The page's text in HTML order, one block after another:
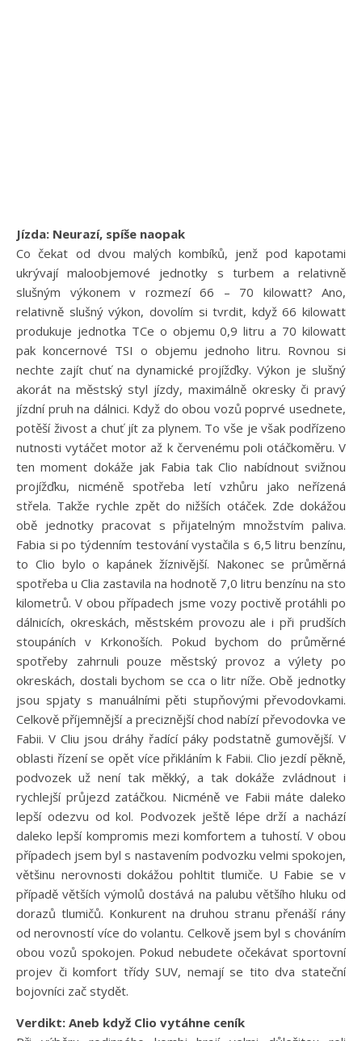
Jízda: Neurazí, spíše naopak
Co čekat od dvou malých kombíků, jenž pod kapotami
ukrývají maloobjemové jednotky s turbem a relativně
slušným výkonem v rozmezí 66 – 70 kilowatt? Ano,
relativně slušný výkon, dovolím si tvrdit, když 66 kilowatt
produkuje jednotka TCe o objemu 0,9 litru a 70 kilowatt
pak koncernové TSI o objemu jednoho litru. Rovnou si
nechte zajít chuť na dynamické projížďky. Výkon je slušný
akorát na městský styl jízdy, maximálně okresky či pravý
jízdní pruh na dálnici. Když do obou vozů poprvé usednete,
potěší živost a chuť jít za plynem. To vše je však podřízeno
nutnosti vytáčet motor až k červenému poli otáčkoměru. V
ten moment dokáže jak Fabia tak Clio nabídnout svižnou
projížďku, nicméně spotřeba letí vzhůru jako neřízená
střela. Takže rychle zpět do nižších otáček. Zde dokážou
obě jednotky pracovat s přijatelným množstvím paliva.
Fabia si po týdenním testování vystačila s 6,5 litru benzínu,
to Clio bylo o kapánek žíznivější. Nakonec se průměrná
spotřeba u Clia zastavila na hodnotě 7,0 litru benzínu na sto
kilometrů. V obou případech jsme vozy poctivě protáhli po
dálnicích, okreskách, městském provozu ale i při prudších
stoupáních v Krkonoších. Pokud bychom do průměrné
spotřeby zahrnuli pouze městský provoz a výlety po
okreskách, dostali bychom se cca o litr níže. Obě jednotky
jsou spjaty s manuálními pěti stupňovými převodovkami.
Celkově příjemnější a preciznější chod nabízí převodovka ve
Fabii. V Cliu jsou dráhy řadící páky podstatně gumovější. V
oblasti řízení se opět více přikláním k Fabii. Clio jezdí pěkně,
podvozek už není tak měkký, a tak dokáže zvládnout i
rychlejší průjezd zatáčkou. Nicméně ve Fabii máte daleko
lepší odezvu od kol. Podvozek ještě lépe drží a nachází
daleko lepší kompromis mezi komfortem a tuhostí. V obou
případech jsem byl s nastavením podvozku velmi spokojen,
většinu nerovnosti dokážou pohltit tlumiče. U Fabie se v
případě větších výmolů dostává na palubu většího hluku od
dorazů tlumičů. Konkurent na druhou stranu přenáší rány
od nerovností více do volantu. Celkově jsem byl s chováním
obou vozů spokojen. Pokud nebudete očekávat sportovní
projev či komfort třídy SUV, nemají se tito dva stateční
bojovníci zač stydět.
Verdikt: Aneb když Clio vytáhne ceník